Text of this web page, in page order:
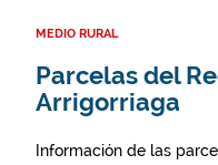
MEDIO RURAL
Parcelas del
Arrigorriaga
Información de las